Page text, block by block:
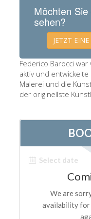
Museo
Boboli
The
Möchten
sehen?
JETZT
Federico Barocci
aktiv und
Malerei und die
der originellste